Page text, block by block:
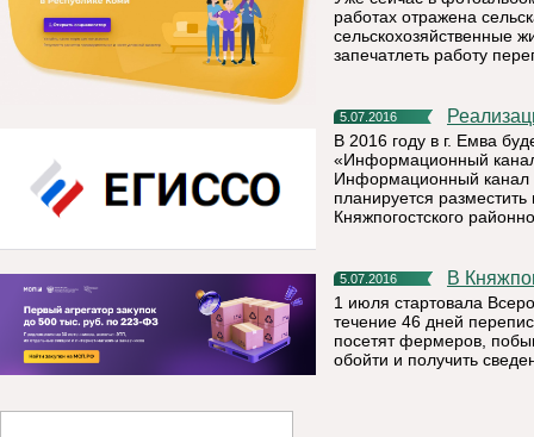
работах отражена
сельскохозяйственные
запечатлеть работу
5.07.2016
В 2016 году в г. Емва
«Информационный
Информационный канал
планируется
Княжпогостского
5.07.2016 В
1 июля стартовала
течение 46 дней
посетят фермеров,
обойти и получить